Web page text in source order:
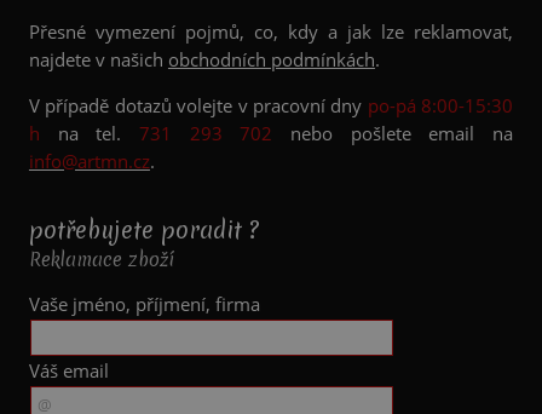
Přesné vymezení pojmů, co, kdy a jak lze reklamovat,
najdete v našich obchodních podmínkách.
V případě dotazů volejte v pracovní dny po-pá 8:00-15:30
h na tel. 731 293 702 nebo pošlete email na
info@artmn.cz.
potřebujete poradit ?
Reklamace zboží
Vaše jméno, příjmení, firma
Váš email